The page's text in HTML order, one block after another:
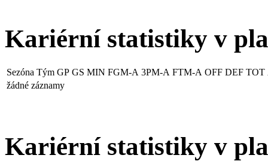
Kariérní statistiky v
Sezóna Tým GP GS MIN FGM-A 3PM-A FTM-A OFF DEF TOT
žádné záznamy
Kariérní statistiky v